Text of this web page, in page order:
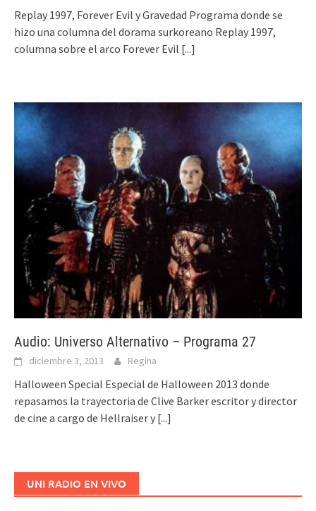
Replay 1997, Forever Evil y Gravedad Programa donde se
hizo una columna del dorama surkoreano Replay 1997,
columna sobre el arco Forever Evil [...]
Audio: Universo Alternativo – Programa 27
diciembre 3, 2013 Regina
Halloween Special Especial de Halloween 2013 donde
repasamos la trayectoria de Clive Barker escritor y director
de cine a cargo de Hellraiser y [...]
UNI RADIO EN VIVO